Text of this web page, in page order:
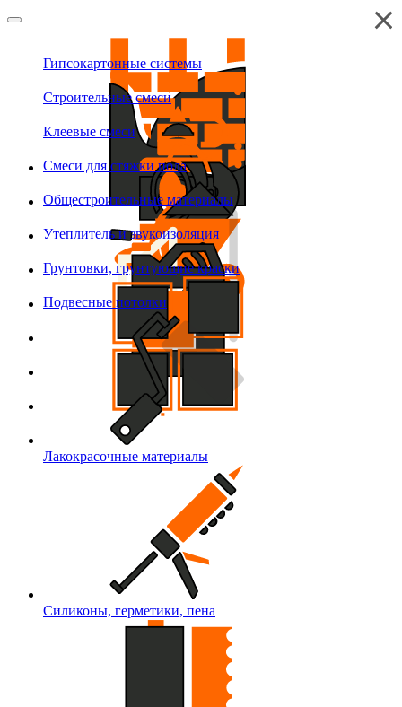
Гипсокартонные системы
Строительные смеси
Клеевые смеси
Смеси для стяжки пола
Общестроительные материалы
Утеплитель и звукоизоляция
Грунтовки, грунтующие краски
Подвесные потолки
Лакокрасочные материалы
Силиконы, герметики, пена